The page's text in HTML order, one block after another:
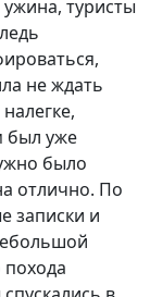
туристы
не ждать
был уже
было
отлично. По
записки и